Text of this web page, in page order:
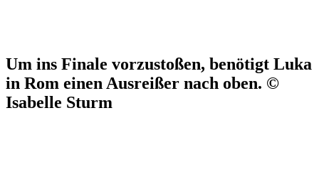
Um ins Finale vorzustoßen, benötigt Luka
in Rom einen Ausreißer nach oben. ©
Isabelle Sturm